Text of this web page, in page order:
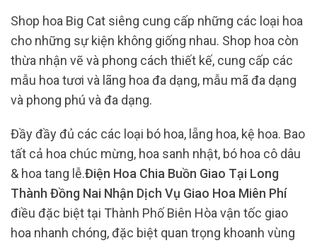
Shop hoa Big Cat siêng cung cấp những các loại hoa
cho những sự kiện không giống nhau. Shop hoa còn
thừa nhận vẽ và phong cách thiết kế, cung cấp các
mẫu hoa tươi và lãng hoa đa dạng, mẫu mã đa dạng
và phong phú và đa dạng.
Đầy đầy đủ các các loại bó hoa, lẵng hoa, kệ hoa. Bao
tất cả hoa chúc mừng, hoa sanh nhật, bó hoa cô dâu
& hoa tang lễ.Điện Hoa Chia Buồn Giao Tại Long
Thành Đồng Nai Nhận Dịch Vụ Giao Hoa Miên Phí
điều đặc biệt tại Thành Phố Biên Hòa vận tốc giao
hoa nhanh chóng, đặc biệt quan trọng khoanh vùng